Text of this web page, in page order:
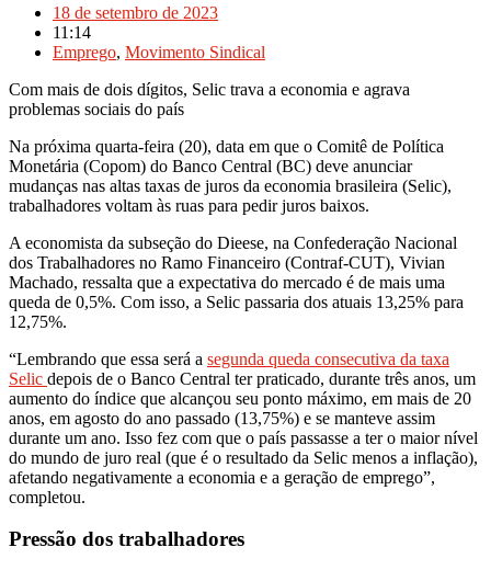
18 de setembro de 2023
11:14
Emprego, Movimento Sindical
Com mais de dois dígitos, Selic trava a economia e agrava
problemas sociais do país
Na próxima quarta-feira (20), data em que o Comitê de Política
Monetária (Copom) do Banco Central (BC) deve anunciar
mudanças nas altas taxas de juros da economia brasileira (Selic),
trabalhadores voltam às ruas para pedir juros baixos.
A economista da subseção do Dieese, na Confederação Nacional
dos Trabalhadores no Ramo Financeiro (Contraf-CUT), Vivian
Machado, ressalta que a expectativa do mercado é de mais uma
queda de 0,5%. Com isso, a Selic passaria dos atuais 13,25% para
12,75%.
“Lembrando que essa será a segunda queda consecutiva da taxa
Selic depois de o Banco Central ter praticado, durante três anos, um
aumento do índice que alcançou seu ponto máximo, em mais de 20
anos, em agosto do ano passado (13,75%) e se manteve assim
durante um ano. Isso fez com que o país passasse a ter o maior nível
do mundo de juro real (que é o resultado da Selic menos a inflação),
afetando negativamente a economia e a geração de emprego”,
completou.
Pressão dos trabalhadores